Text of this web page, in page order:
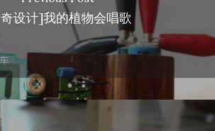
设计]我的植物会唱歌